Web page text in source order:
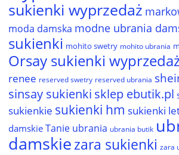
sukienki wyprzedaż
moda damska modne ubrania
sukienki mohito swetry mohito ubrania
Orsay sukienki
renee reserved swetry reserved ubrania
sinsay sukienki sklep ebutik.pl
sukienkie sukienki hm sukienki
damskie Tanie ubrania ubrania butik
damskiezara sukienki zara